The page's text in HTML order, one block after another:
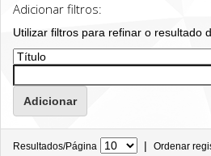
Adicionar filtros:
Utilizar filtros para refinar o resultado
Resultados/Página | Ordenar